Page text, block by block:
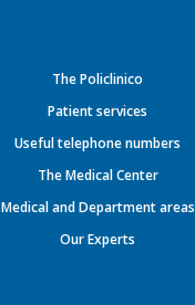
The Policlinico
Patient services
Useful telephone numbers
The Medical Center
Medical and Department areas
Our Experts